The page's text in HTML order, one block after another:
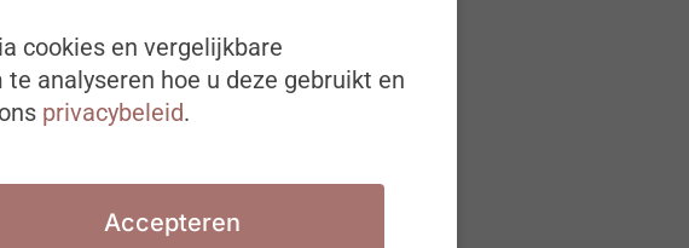
cookies en vergelijkbare
analyseren hoe u deze gebruikt en
privacybeleid.
Accepteren